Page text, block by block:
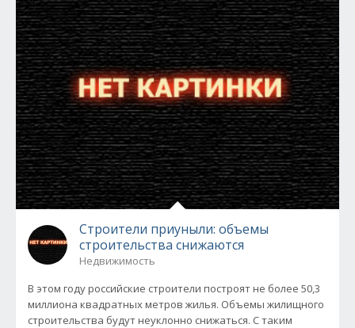
Строители приуныли: объемы
строительства снижаются
Недвижимость
В этом году российские строители построят не более 50,3
миллиона квадратных метров жилья. Объемы жилищного
строительства будут неуклонно снижаться. С таким